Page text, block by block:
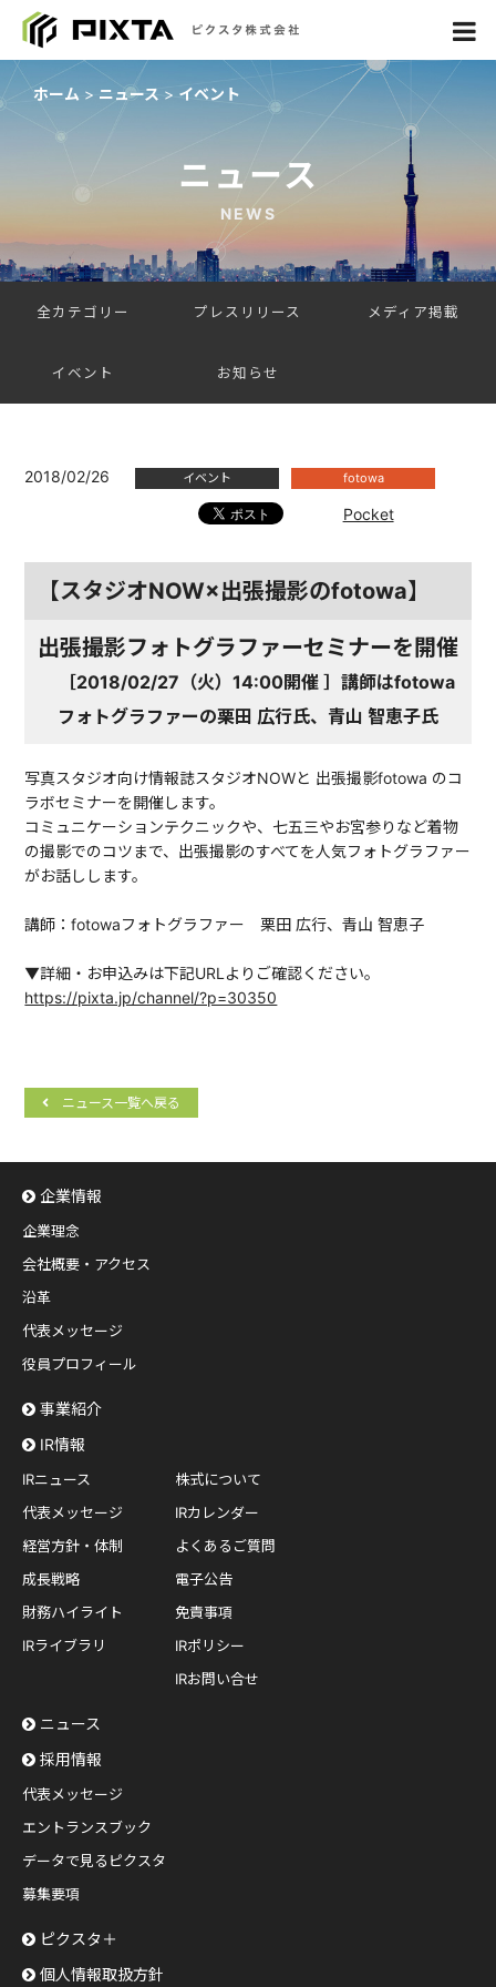
ホーム ニュース イベント
ニュース
NEWS
全カテゴリー プレスリリース メディア掲載
イベント お知らせ
2018/02/26 イベント fotowa
Pocket
【スタジオNOW×出張撮影のfotowa】
出張撮影フォトグラファーセミナーを開催
［2018/02/27（火）14:00開催 ］講師はfotowa
フォトグラファーの栗田 広行氏、青山 智恵子氏
写真スタジオ向け情報誌スタジオNOWと 出張撮影fotowa のコ
ラボセミナーを開催します。
コミュニケーションテクニックや、七五三やお宮参りなど着物
の撮影でのコツまで、出張撮影のすべてを人気フォトグラファー
がお話しします。
講師：fotowaフォトグラファー 栗田 広行、青山 智恵子
▼詳細・お申込みは下記URLよりご確認ください。
https://pixta.jp/channel/?p=30350
ニュース一覧へ戻る
企業情報
企業理念
会社概要・アクセス
沿革
代表メッセージ
役員プロフィール
事業紹介
IR情報
IRニュース
代表メッセージ
経営方針・体制
成長戦略
財務ハイライト
IRライブラリ
株式について
IRカレンダー
よくあるご質問
電子公告
免責事項
IRポリシー
IRお問い合せ
ニュース
採用情報
代表メッセージ
エントランスブック
データで見るピクスタ
募集要項
ピクスタ＋
個人情報取扱方針